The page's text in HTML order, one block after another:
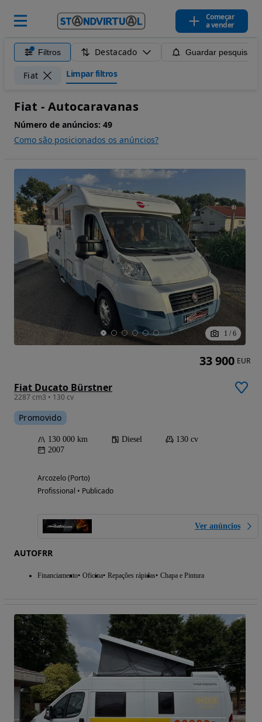
Começar
a vender
Filtros Destacado Guardar pesquisa
Fiat Limpar filtros
Fiat - Autocaravanas
Número de anúncios: 49
Como são posicionados os anúncios?
1 / 6
Fiat Ducato Bürstner
2287 cm3 • 130 cv
Promovido
130 000 km Diesel
130 cv
2007
Arcozelo (Porto)
Profissional • Publicado
Ver anúncios
AUTOFRR
Financiamento Oficina Repações rápidas Chapa e Pintura
33 900 EUR